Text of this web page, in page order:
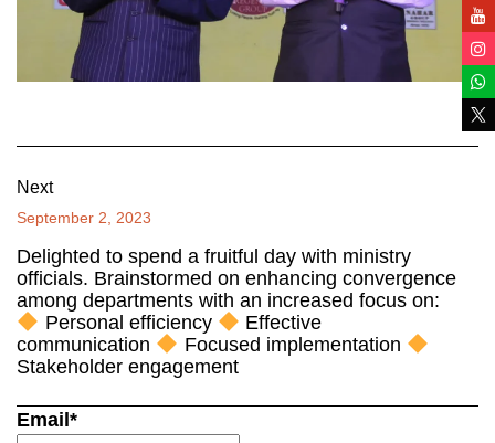
Next
September 2, 2023
Delighted to spend a fruitful day with ministry
officials. Brainstormed on enhancing convergence
among departments with an increased focus on:
Personal efficiency
Effective
communication
Focused implementation
Stakeholder engagement
Email*